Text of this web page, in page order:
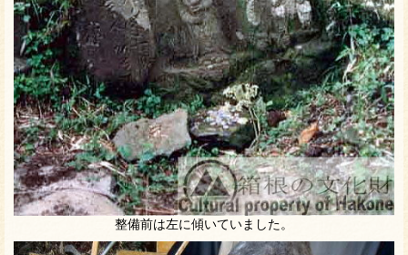
整備前は左に傾いていました。